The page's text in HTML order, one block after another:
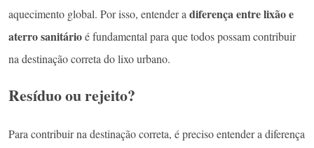
aquecimento global. Por isso, entender adiferença entre lixão e
aterro sanitárioé fundamental para que todos possam contribuir
na destinação correta do lixo urbano.
Resíduo ou rejeito?
Para contribuir na destinação correta, é preciso entender a diferença